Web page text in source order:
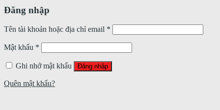
Đăng nhập
Tên tài khoản hoặc địa chỉ email *
Mật khẩu *
Ghi nhớ mật khẩu Đăng nhập
Quên mật khẩu?